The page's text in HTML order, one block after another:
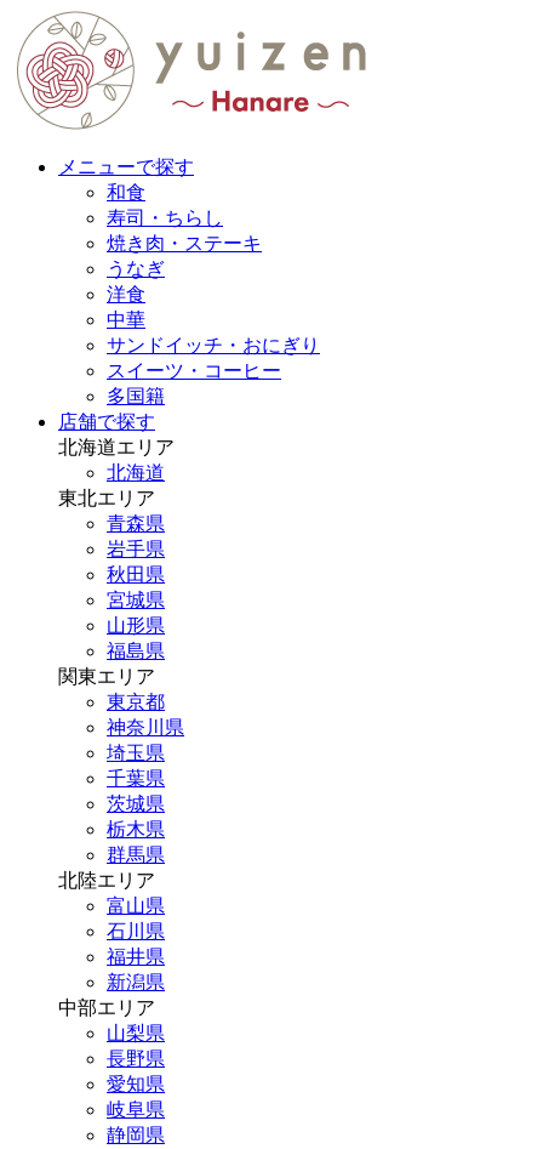
メニューで探す
和食
寿司・ちらし
焼き肉・ステーキ
うなぎ
洋食
中華
サンドイッチ・おにぎり
スイーツ・コーヒー
多国籍
店舗で探す
北海道エリア
北海道
東北エリア
青森県
岩手県
秋田県
宮城県
山形県
福島県
関東エリア
東京都
神奈川県
埼玉県
千葉県
茨城県
栃木県
群馬県
北陸エリア
富山県
石川県
福井県
新潟県
中部エリア
山梨県
長野県
愛知県
岐阜県
静岡県